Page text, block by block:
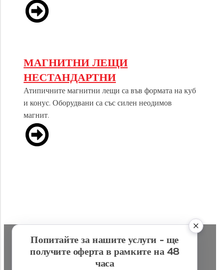
МАГНИТНИ ЛЕЩИ
НЕСТАНДАРТНИ
Атипичните магнитни лещи са във формата на куб
и конус. Оборудвани са със силен неодимов
магнит.
Попитайте за нашите услуги - ще
получите оферта в рамките на 48
часа